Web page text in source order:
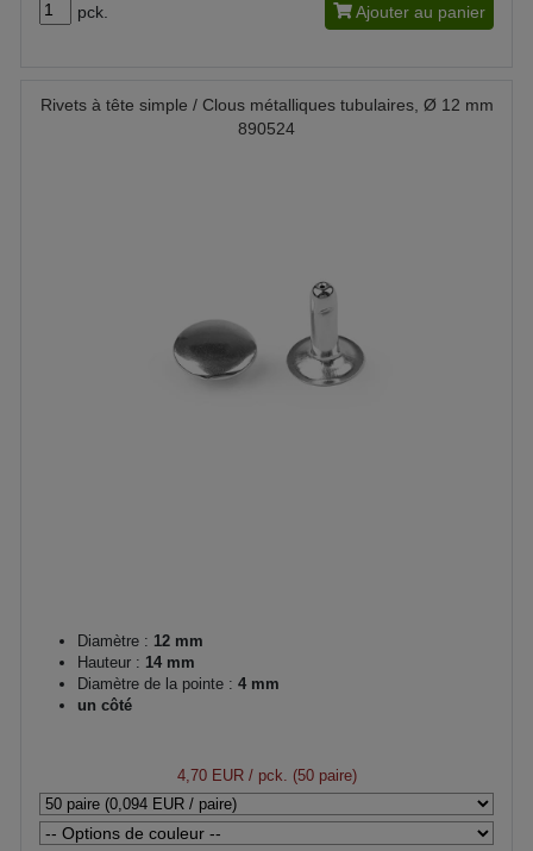
pck. Ajouter au panier
Rivets à tête simple / Clous métalliques tubulaires, Ø 12 mm
890524
Diamètre : 12 mm
Hauteur : 14 mm
Diamètre de la pointe : 4 mm
un côté
4,70 EUR/ pck. (50 paire)